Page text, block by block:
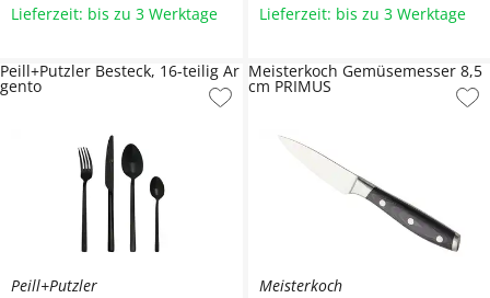
Lieferzeit: bis zu 3 Werktage Lieferzeit: bis zu 3 Werktage
Peill+Putzler
Peill+Putzler Besteck, 16-teilig Ar
gento
Meisterkoch
Meisterkoch Gemüsemesser 8,5
cm PRIMUS